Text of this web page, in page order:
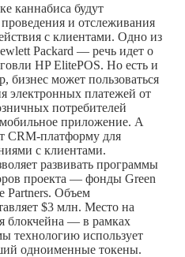
каннабиса будут
и отслеживания
с клиентами. Одно из
Packard — речь идет о
HP ElitePOS. Но есть и
бизнес может пользоваться
электронных платежей от
потребителей
приложение. А
CRM-платформу для
с клиентами.
развивать программы
проекта — фонды Green
Partners. Объем
$3 млн. Место на
блокчейна — в рамках
технологию использует
одноименные токены.